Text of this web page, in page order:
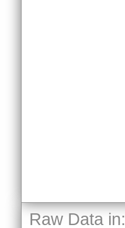
Raw Data in: